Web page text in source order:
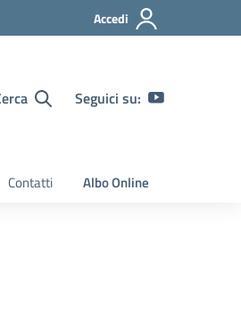
Accedi
Seguici su:
Contatti Albo Online